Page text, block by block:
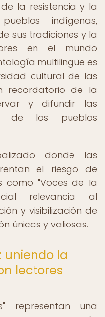
la resistencia y la
indígenas,
sus tradiciones y la
en el mundo
multilingüe es
cultural de las
recordatorio de la
y difundir las
de los pueblos
donde las
el riesgo de
como "Voces de la
relevancia al
y visibilización de
únicas y valiosas.
uniendo la
lectores
representan una